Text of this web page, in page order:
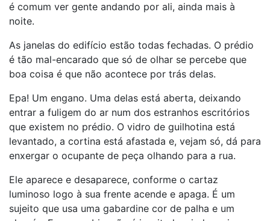
é comum ver gente andando por ali, ainda mais à
noite.
As janelas do edifício estão todas fechadas. O prédio
é tão mal-encarado que só de olhar se percebe que
boa coisa é que não acontece por trás delas.
Epa! Um engano. Uma delas está aberta, deixando
entrar a fuligem do ar num dos estranhos escritórios
que existem no prédio. O vidro de guilhotina está
levantado, a cortina está afastada e, vejam só, dá para
enxergar o ocupante de peça olhando para a rua.
Ele aparece e desaparece, conforme o cartaz
luminoso logo à sua frente acende e apaga. É um
sujeito que usa uma gabardine cor de palha e um